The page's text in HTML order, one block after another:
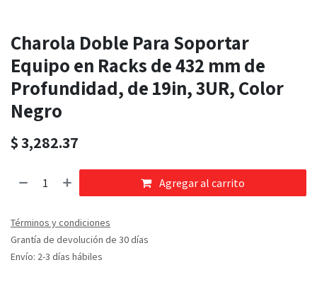
Charola Doble Para Soportar
Equipo en Racks de 432 mm de
Profundidad, de 19in, 3UR, Color
Negro
$3,282.37
Agregar al carrito
Términos y condiciones
Grantía de devolución de 30 días
Envío: 2-3 días hábiles